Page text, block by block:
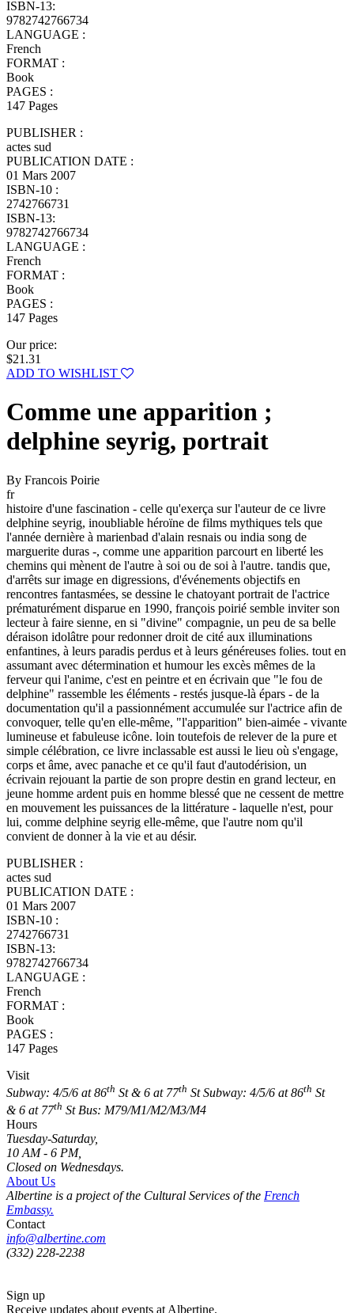
ISBN-13:
9782742766734
LANGUAGE :
French
FORMAT :
Book
PAGES :
147 Pages
PUBLISHER :
actes sud
PUBLICATION DATE :
01 Mars 2007
ISBN-10 :
2742766731
ISBN-13:
9782742766734
LANGUAGE :
French
FORMAT :
Book
PAGES :
147 Pages
Our price:
$21.31
ADD TO WISHLIST
Comme une apparition ;
delphine seyrig, portrait
By Francois Poirie
fr
histoire d'une fascination - celle qu'exerça sur l'auteur de ce livre
delphine seyrig, inoubliable héroïne de films mythiques tels que
l'année dernière à marienbad d'alain resnais ou india song de
marguerite duras -, comme une apparition parcourt en liberté les
chemins qui mènent de l'autre à soi ou de soi à l'autre. tandis que,
d'arrêts sur image en digressions, d'événements objectifs en
rencontres fantasmées, se dessine le chatoyant portrait de l'actrice
prématurément disparue en 1990, françois poirié semble inviter son
lecteur à faire sienne, en si "divine" compagnie, un peu de sa belle
déraison idolâtre pour redonner droit de cité aux illuminations
enfantines, à leurs paradis perdus et à leurs généreuses folies. tout en
assumant avec détermination et humour les excès mêmes de la
ferveur qui l'anime, c'est en peintre et en écrivain que "le fou de
delphine" rassemble les éléments - restés jusque-là épars - de la
documentation qu'il a passionnément accumulée sur l'actrice afin de
convoquer, telle qu'en elle-même, "l'apparition" bien-aimée - vivante
lumineuse et fabuleuse icône. loin toutefois de relever de la pure et
simple célébration, ce livre inclassable est aussi le lieu où s'engage,
corps et âme, avec panache et ce qu'il faut d'autodérision, un
écrivain rejouant la partie de son propre destin en grand lecteur, en
jeune homme ardent puis en homme blessé que ne cessent de mettre
en mouvement les puissances de la littérature - laquelle n'est, pour
lui, comme delphine seyrig elle-même, que l'autre nom qu'il
convient de donner à la vie et au désir.
PUBLISHER :
actes sud
PUBLICATION DATE :
01 Mars 2007
ISBN-10 :
2742766731
ISBN-13:
9782742766734
LANGUAGE :
French
FORMAT :
Book
PAGES :
147 Pages
Visit
Subway: 4/5/6 at 86th St & 6 at 77th St Subway: 4/5/6 at 86th St
& 6 at 77th StBus: M79/M1/M2/M3/M4
Hours
Tuesday-Saturday,
10 AM - 6 PM,
Closed on Wednesdays.
About Us
Albertine is a project of the Cultural Services of the French
Embassy.
Contact
info@albertine.com
(332) 228-2238
Sign up
Receive updates about events at Albertine.